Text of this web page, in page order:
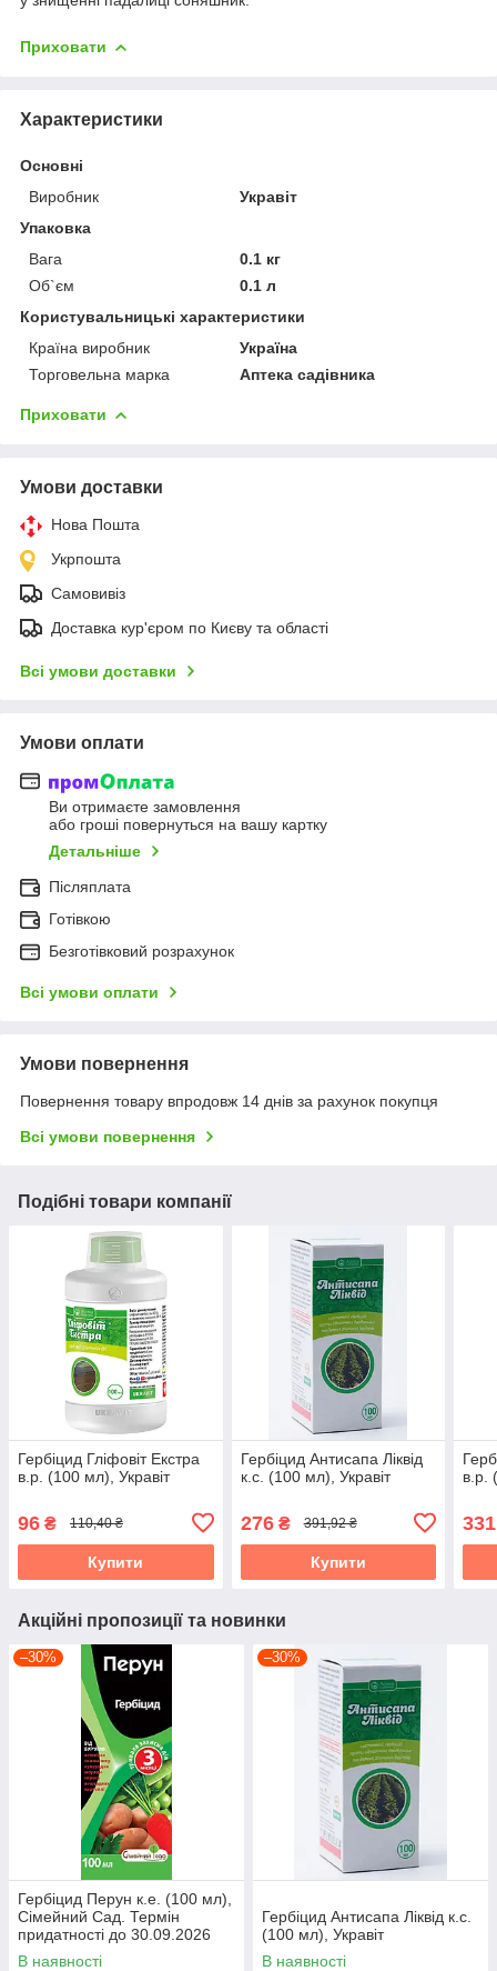
Приховати
Характеристики
Основні
Виробник
Укравіт
Упаковка
Вага
0.1 кг
Об`єм
0.1 л
Користувальницькі характеристики
Країна виробник
Україна
Торговельна марка
Аптека садівника
Приховати
Умови доставки
Нова Пошта
Укрпошта
Самовивіз
Доставка кур'єром по Києву та області
Всі умови доставки
Умови оплати
Ви отримаєте замовлення
або гроші повернуться на вашу картку
Детальніше
Післяплата
Готівкою
Безготівковий розрахунок
Всі умови оплати
Умови повернення
Повернення товару впродовж 14 днів за рахунок покупця
Всі умови повернення
Подібні товари компанії
Гербіцид Гліфовіт Екстра
в.р. (100 мл), Укравіт
96 ₴ 110,40 ₴
Купити
Гербіцид Антисапа Ліквід
к.с. (100 мл), Укравіт
276₴ 391,92 ₴
Купити
в.р.
331
Акційні пропозиції та новинки
–30%
Гербіцид Перун к.е. (100 мл),
Сімейний Сад. Термін
придатності до 30.09.2026
В наявності
–30%
Гербіцид Антисапа Ліквід к.с.
(100 мл), Укравіт
В наявності